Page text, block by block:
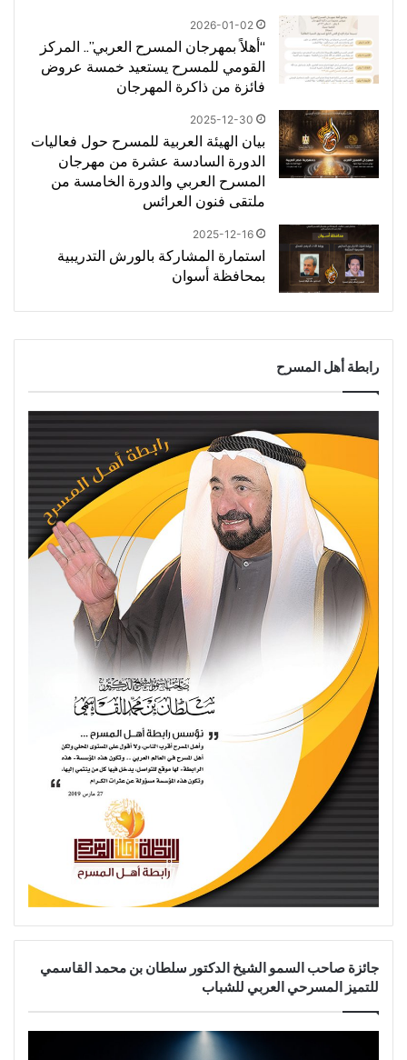
2026-01-02
“أهلاً بمهرجان المسرح العربي”.. المركز
القومي للمسرح يستعيد خمسة عروض
فائزة من ذاكرة المهرجان
2025-12-30
بيان الهيئة العربية للمسرح حول فعاليات
الدورة السادسة عشرة من مهرجان
المسرح العربي والدورة الخامسة من
ملتقى فنون العرائس
2025-12-16
استمارة المشاركة بالورش التدريبية
بمحافظة أسوان
رابطة أهل المسرح
جائزة صاحب السمو الشيخ الدكتور سلطان بن محمد القاسمي
للتميز المسرحي العربي للشباب